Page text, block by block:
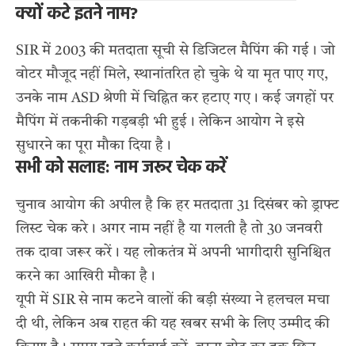
क्यों कटे इतने नाम?
SIR में 2003 की मतदाता सूची से डिजिटल मैपिंग की गई। जो
वोटर मौजूद नहीं मिले, स्थानांतरित हो चुके थे या मृत पाए गए,
उनके नाम ASD श्रेणी में चिह्नित कर हटाए गए। कई जगहों पर
मैपिंग में तकनीकी गड़बड़ी भी हुई। लेकिन आयोग ने इसे
सुधारने का पूरा मौका दिया है।
सभी को सलाह: नाम जरूर चेक करें
चुनाव आयोग की अपील है कि हर मतदाता 31 दिसंबर को ड्राफ्ट
लिस्ट चेक करे। अगर नाम नहीं है या गलती है तो 30 जनवरी
तक दावा जरूर करें। यह लोकतंत्र में अपनी भागीदारी सुनिश्चित
करने का आखिरी मौका है।
यूपी में SIR से नाम कटने वालों की बड़ी संख्या ने हलचल मचा
दी थी, लेकिन अब राहत की यह खबर सभी के लिए उम्मीद की